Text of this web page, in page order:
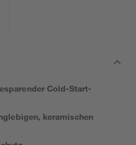
Cold-Start-
keramischen